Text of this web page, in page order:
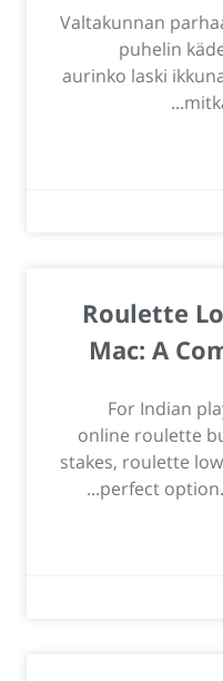
Valtakunnan
puhelin
aurinko laski
Roulette
Mac: A
For Indian
online roulette
stakes, roulette
perfect option.